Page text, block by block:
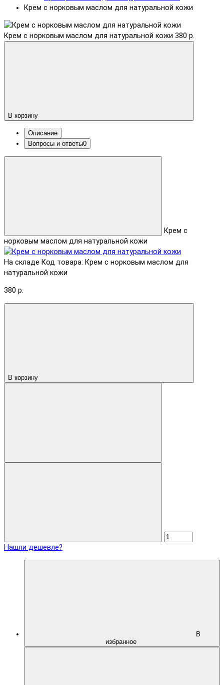
Крем с норковым маслом для натуральной кожи
Крем с норковым маслом для натуральной кожи 380 р.
В корзину
Описание
Вопросы и ответы0
Крем с
норковым маслом для натуральной кожи
На складе Код товара: Крем с норковым маслом для
натуральной кожи
380 р.
В корзину
Нашли дешевле?
В
избранное